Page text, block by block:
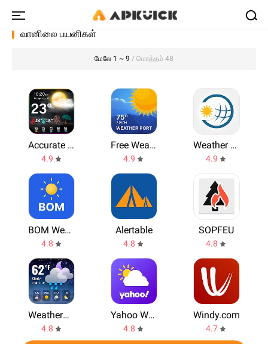
வானிலை பயனிகள்
மேலே 1 ~ 9 / மொத்தம் 48
Accurate Weather
4.9
Free Weather Launcher App & Widget
4.9
Weather & Radar
4.9
BOM Weather
4.8
Alertable
4.8
SOPFEU
4.8
WeatherPal
4.8
Yahoo Weather
4.8
Windy.com
4.7